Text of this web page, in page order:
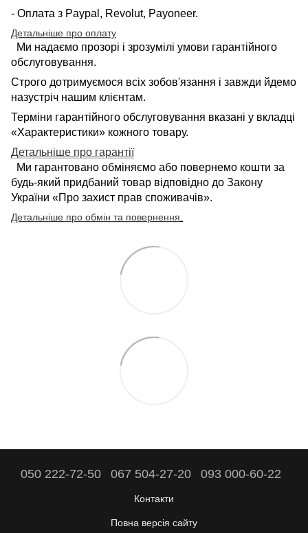
- Оплата з Paypal, Revolut, Payoneer.
Детальніше про оплату
Ми надаємо прозорі і зрозумілі умови гарантійного
обслуговування.
Строго дотримуємося всіх зобов'язання і завжди йдемо
назустріч нашим клієнтам.
Терміни гарантійного обслуговування вказані у вкладці
«Характеристики» кожного товару.
Детальніше про гарантії
Ми гарантовано обміняємо або повернемо кошти за
будь-який придбаний товар відповідно до Закону
України «Про захист прав споживачів».
Детальніше про обмін та повернення
050 222-72-50 067 504-27-20 093 000-60-22
Контакти
Повна версія сайту